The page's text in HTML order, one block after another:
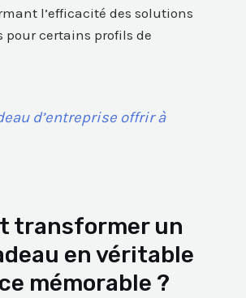
l’efficacité des solutions
pour certains profils de
d’entreprise offrir à
transformer un
en véritable
mémorable ?